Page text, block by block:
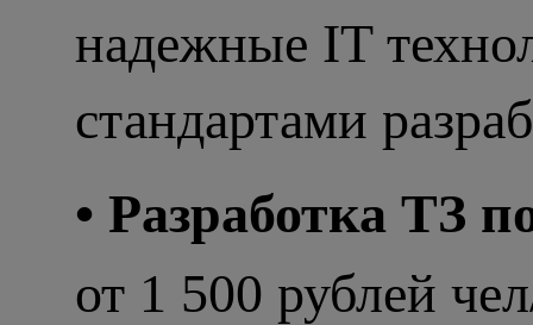
надежные IT
стандартами
• Разработка ТЗ
от 1 500 рублей